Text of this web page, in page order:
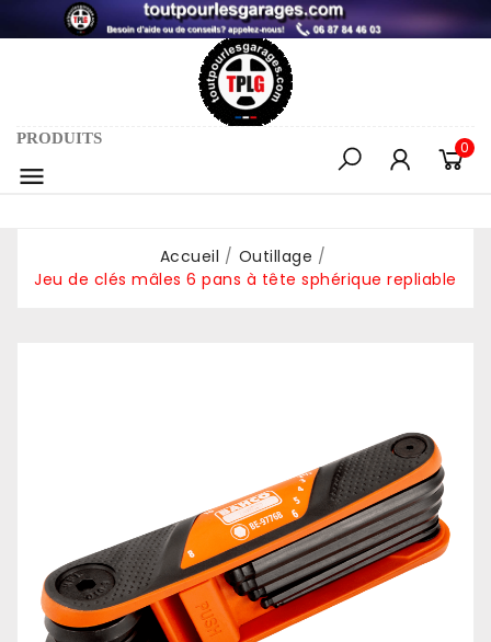
PRODUITS

0
Accueil
Outillage
Jeu de clés mâles 6 pans à tête sphérique repliable